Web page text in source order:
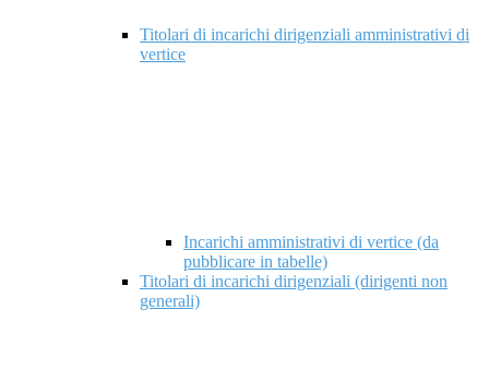
Titolari di incarichi dirigenziali amministrativi di
vertice
Incarichi amministrativi di vertice (da
pubblicare in tabelle)
Titolari di incarichi dirigenziali (dirigenti non
generali)